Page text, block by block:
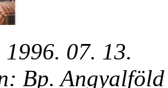
07. 13.
Bp. Angyalföld